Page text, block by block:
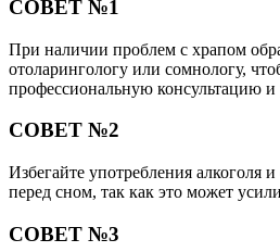
СОВЕТ №1
При наличии проблем с храпом
отоларингологу или сомнологу,
профессиональную консультацию и
СОВЕТ №2
Избегайте употребления алкоголя
перед сном, так как это может
СОВЕТ №3